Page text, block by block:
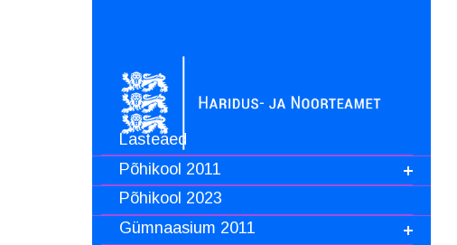
Lasteaed
Põhikool 2011
Põhikool 2023
Gümnaasium 2011